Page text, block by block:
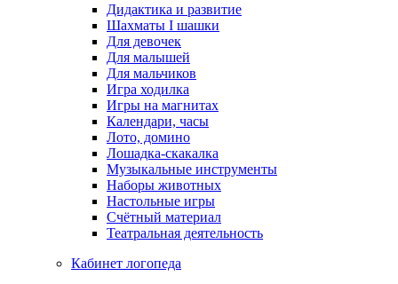
Дидактика и развитие
Шахматы I шашки
Для девочек
Для малышей
Для мальчиков
Игра ходилка
Игры на магнитах
Календари, часы
Лото, домино
Лошадка-скакалка
Музыкальные инструменты
Наборы животных
Настольные игры
Счётный материал
Театральная деятельность
Кабинет логопеда